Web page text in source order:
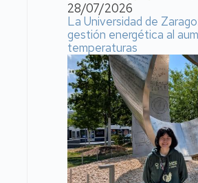
28/07/2026
La Universidad de
gestión energética al
temperaturas